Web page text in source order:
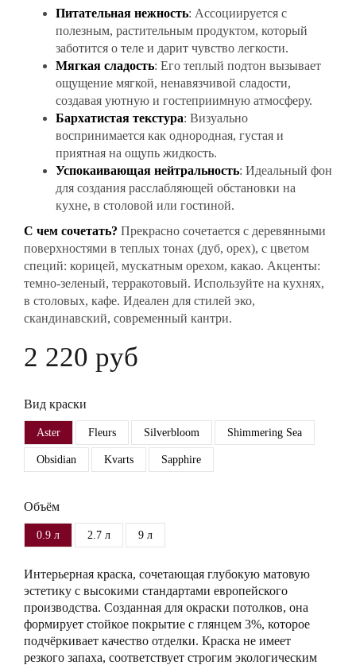
Питательная нежность: Ассоциируется с
полезным, растительным продуктом, который
заботится о теле и дарит чувство легкости.
Мягкая сладость: Его теплый подтон вызывает
ощущение мягкой, ненавязчивой сладости,
создавая уютную и гостеприимную атмосферу.
Бархатистая текстура: Визуально
воспринимается как однородная, густая и
приятная на ощупь жидкость.
Успокаивающая нейтральность: Идеальный фон
для создания расслабляющей обстановки на
кухне, в столовой или гостиной.
С чем сочетать? Прекрасно сочетается с деревянными
поверхностями в теплых тонах (дуб, орех), с цветом
специй: корицей, мускатным орехом, какао. Акценты:
темно-зеленый, терракотовый. Используйте на кухнях,
в столовых, кафе. Идеален для стилей эко,
скандинавский, современный кантри.
2 220 руб
Вид краски
Aster Fleurs Silverbloom Shimmering Sea
Obsidian Kvarts Sapphire
Объём
0.9 л 2.7 л 9 л
Интерьерная краска, сочетающая глубокую матовую
эстетику с высокими стандартами европейского
производства. Созданная для окраски потолков, она
формирует стойкое покрытие с глянцем 3%, которое
подчёркивает качество отделки. Краска не имеет
резкого запаха, соответствует строгим экологическим